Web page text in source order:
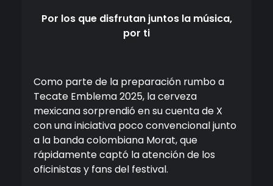
Por los que disfrutan juntos la música,
por ti
Como parte de la preparación rumbo a
Tecate Emblema 2025, la cerveza
mexicana sorprendió en su cuenta de X
con una iniciativa poco convencional junto
a la banda colombiana Morat, que
rápidamente captó la atención de los
oficinistas y fans del festival.